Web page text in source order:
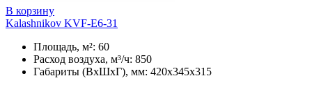
В корзину
Kalashnikov KVF-E6-31
Площадь, м²: 60
Расход воздуха, м³/ч: 850
Габариты (ВхШхГ), мм: 420x345x315